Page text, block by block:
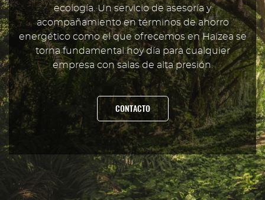
ecología. Un servicio de asesoría y
acompañamiento en términos de ahorro
energético como el que ofrecemos en Haizea se
torna fundamental hoy día para cualquier
empresa con salas de alta presión.
CONTACTO